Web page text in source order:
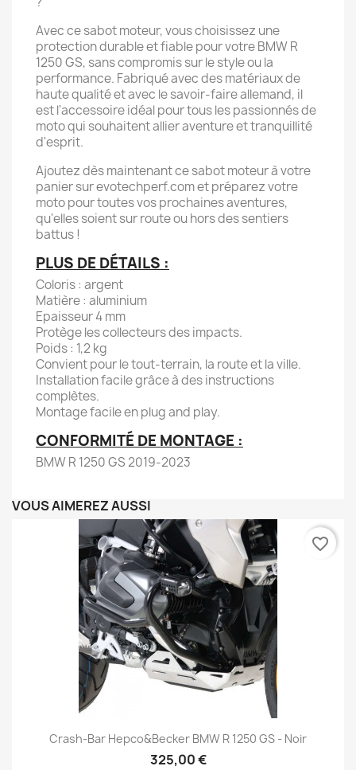
Avec ce sabot moteur, vous choisissez une
protection durable et fiable pour votre BMW R
1250 GS, sans compromis sur le style ou la
performance. Fabriqué avec des matériaux de
haute qualité et avec le savoir-faire allemand, il
est l'accessoire idéal pour tous les passionnés de
moto qui souhaitent allier aventure et tranquillité
d'esprit.
Ajoutez dès maintenant ce sabot moteur à votre
panier sur evotechperf.com et préparez votre
moto pour toutes vos prochaines aventures,
qu'elles soient sur route ou hors des sentiers
battus !
PLUS DE DÉTAILS :
Coloris : argent
Matière : aluminium
Epaisseur 4 mm
Protège les collecteurs des impacts.
Poids : 1,2 kg
Convient pour le tout-terrain, la route et la ville.
Installation facile grâce à des instructions
complètes.
Montage facile en plug and play.
CONFORMITÉ DE MONTAGE :
BMW R 1250 GS 2019-2023
VOUS AIMEREZ AUSSI
Crash-Bar Hepco&Becker BMW R 1250 GS - Noir
325,00 €
favorite_border